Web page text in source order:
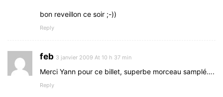
bon reveillon ce soir ;-))
Reply
feb 3 janvier 2009 At 10 h 37 min
Merci Yann pour ce billet, superbe morceau samplé….
Reply